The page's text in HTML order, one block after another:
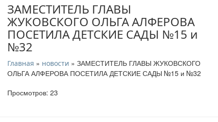
ЗАМЕСТИТЕЛЬ ГЛАВЫ
ЖУКОВСКОГО ОЛЬГА АЛФЕРОВА
ПОСЕТИЛА ДЕТСКИЕ САДЫ №15 и
№32
Главная » новости » ЗАМЕСТИТЕЛЬ ГЛАВЫ ЖУКОВСКОГО
ОЛЬГА АЛФЕРОВА ПОСЕТИЛА ДЕТСКИЕ САДЫ №15 и №32
Просмотров: 23